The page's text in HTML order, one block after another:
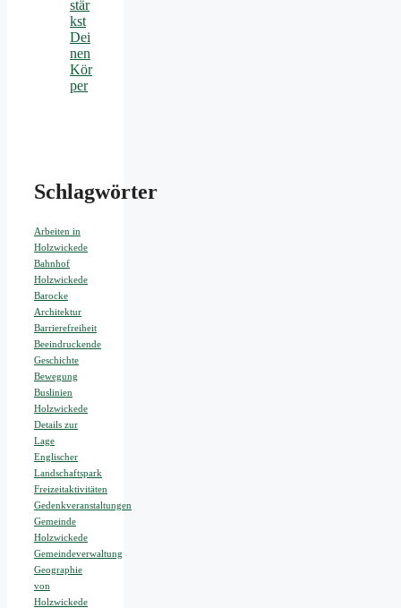
stär
kst
Dei
nen
Kör
per
Schlagwörter
Arbeiten in
Holzwickede
Bahnhof
Holzwickede
Barocke
Architektur
Barrierefreiheit
Beeindruckende
Geschichte
Bewegung
Buslinien
Holzwickede
Details zur
Lage
Englischer
Landschaftspark
Freizeitaktivitäten
Gedenkveranstaltungen
Gemeinde
Holzwickede
Gemeindeverwaltung
Geographie
von
Holzwickede